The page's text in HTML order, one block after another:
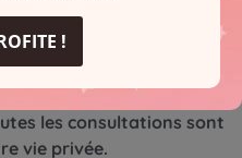
Giovanni est reconnu
conseils éclairés,
jugement.
les consultations sont
vie privée.
!